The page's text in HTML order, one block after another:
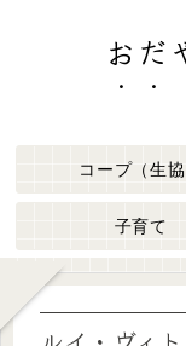
おだ
コープ（生協
子育て